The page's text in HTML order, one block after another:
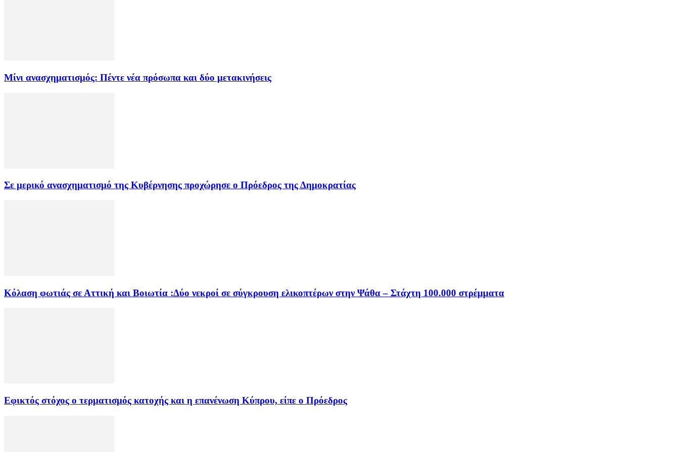
Μίνι ανασχηματισμός: Πέντε νέα πρόσωπα και δύο μετακινήσεις
Σε μερικό ανασχηματισμό της Κυβέρνησης προχώρησε ο Πρόεδρος της Δημοκρατίας
Κόλαση φωτιάς σε Αττική και Βοιωτία :Δύο νεκροί σε σύγκρουση ελικοπτέρων στην Ψάθα – Στάχτη 100.000 στρέμματα
Εφικτός στόχος ο τερματισμός κατοχής και η επανένωση Κύπρου, είπε ο Πρόεδρος